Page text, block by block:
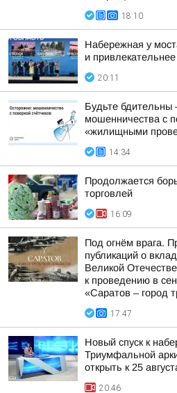
18:10
Набережная у
и привлекательнее
20:11
Будьте бдительны
мошенничества с
«жилищными
14:34
Продолжается
торговлей
16:09
Под огнём врага.
публикаций о
Великой
к проведению в
«Саратов – город
17:47
Новый спуск к
Триумфальной
открыть к 25
20:46